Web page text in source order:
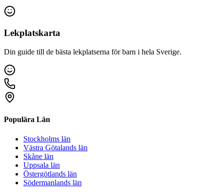
Lekplatskarta
Din guide till de bästa lekplatserna för barn i hela Sverige.
Populära Län
Stockholms län
Västra Götalands län
Skåne län
Uppsala län
Östergötlands län
Södermanlands län